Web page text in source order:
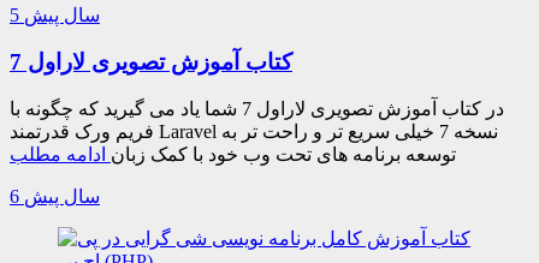
5 سال پیش
کتاب آموزش تصویری لاراول 7
در کتاب آموزش تصویری لاراول 7 شما یاد می گیرید که چگونه با
فریم ورک قدرتمند Laravel نسخه 7 خیلی سریع تر و راحت تر به
توسعه برنامه های تحت وب خود با کمک زبان ادامه مطلب
6 سال پیش